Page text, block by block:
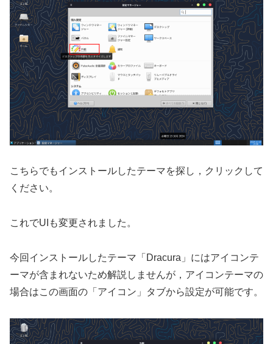
こちらでもインストールしたテーマを探し，クリックして
ください。
これでUIも変更されました。
今回インストールしたテーマ「Dracura」にはアイコンテ
ーマが含まれないため解説しませんが，アイコンテーマの
場合はこの画面の「アイコン」タブから設定が可能です。